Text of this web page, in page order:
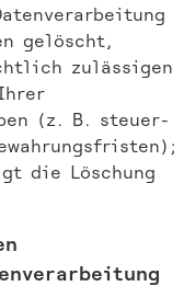
gelöscht,
zulässigen
(z. B. steuer-
die Löschung